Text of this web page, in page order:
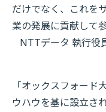
だけでなく、これを
業の発展に貢献して
NTTデータ 執行役
「オックスフォード
ウハウを基に設立さ